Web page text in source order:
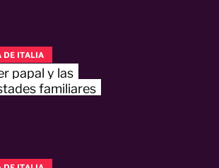
DE ITALIA
papal y las
familiares